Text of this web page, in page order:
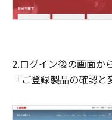
2.ログイン後の画面か
「ご登録製品の確認